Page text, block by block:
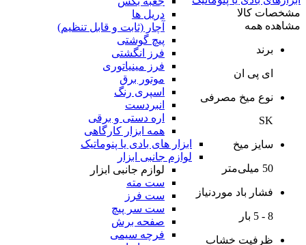
دریل ها
آچار (ثابت و قابل تنظیم)
پیچ گوشتی
فرز انگشتی
فرز مینیاتوری
موتور برق
اسپری رنگ
انبردست
اره دستی و برقی
همه ابزار کارگاهی
ابزار های بادی یا پنوماتیک
لوازم جانبی ابزار
لوازم جانبی ابزار
ست مته
ست فرز
ست سر پیچ
صفحه برش
فرچه سیمی
مشخصات کالا
مشاهده همه
برند
ای پی ان
نوع میخ مصرفی
SK
سایز میخ
50 میلی‌متر
فشار باد موردنیاز
8 - 5 بار
ظرفیت خشاب